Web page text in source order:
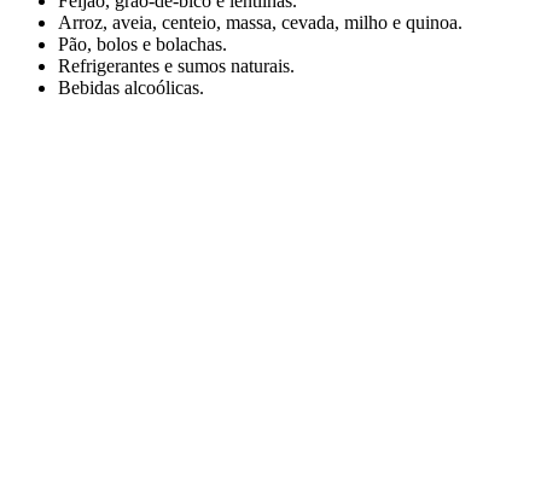
Arroz, aveia, centeio, massa, cevada, milho e quinoa.
Pão, bolos e bolachas.
Refrigerantes e sumos naturais.
Bebidas alcoólicas.